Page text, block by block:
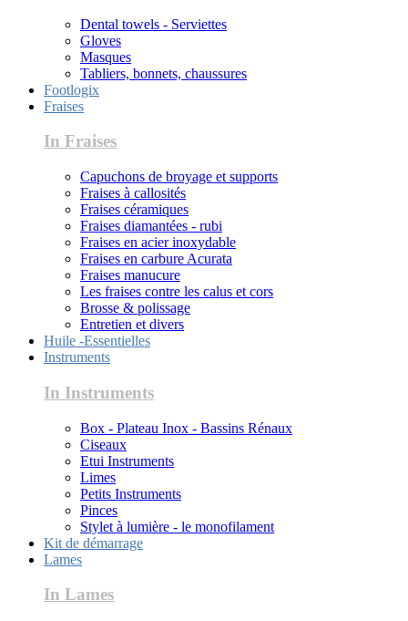
Dental towels - Serviettes
Gloves
Masques
Tabliers, bonnets, chaussures
Footlogix
Fraises
In Fraises
Capuchons de broyage et supports
Fraises à callosités
Fraises céramiques
Fraises diamantées - rubi
Fraises en acier inoxydable
Fraises en carbure Acurata
Fraises manucure
Les fraises contre les calus et cors
Brosse & polissage
Entretien et divers
Huile -Essentielles
Instruments
In Instruments
Box - Plateau Inox - Bassins Rénaux
Ciseaux
Etui Instruments
Limes
Petits Instruments
Pinces
Stylet à lumière - le monofilament
Kit de démarrage
Lames
In Lames